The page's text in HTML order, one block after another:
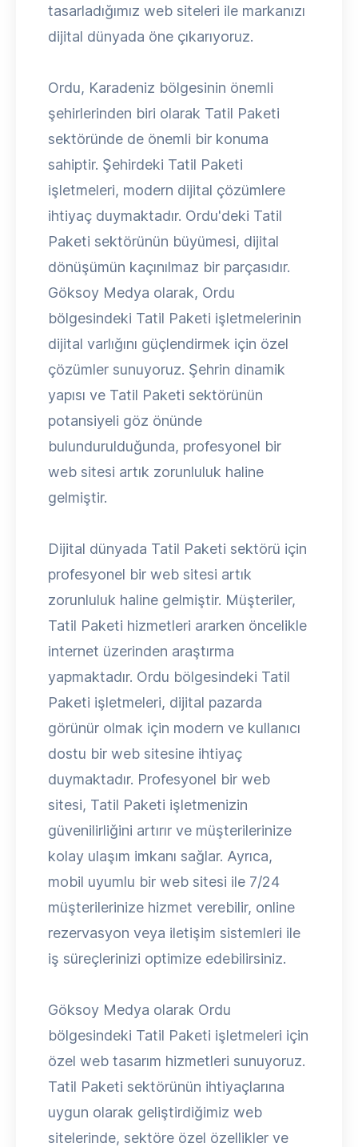
tasarladığımız web siteleri ile markanızı
dijital dünyada öne çıkarıyoruz.
Ordu, Karadeniz bölgesinin önemli
şehirlerinden biri olarak Tatil Paketi
sektöründe de önemli bir konuma
sahiptir. Şehirdeki Tatil Paketi
işletmeleri, modern dijital çözümlere
ihtiyaç duymaktadır. Ordu'deki Tatil
Paketi sektörünün büyümesi, dijital
dönüşümün kaçınılmaz bir parçasıdır.
Göksoy Medya olarak, Ordu
bölgesindeki Tatil Paketi işletmelerinin
dijital varlığını güçlendirmek için özel
çözümler sunuyoruz. Şehrin dinamik
yapısı ve Tatil Paketi sektörünün
potansiyeli göz önünde
bulundurulduğunda, profesyonel bir
web sitesi artık zorunluluk haline
gelmiştir.
Dijital dünyada Tatil Paketi sektörü için
profesyonel bir web sitesi artık
zorunluluk haline gelmiştir. Müşteriler,
Tatil Paketi hizmetleri ararken öncelikle
internet üzerinden araştırma
yapmaktadır. Ordu bölgesindeki Tatil
Paketi işletmeleri, dijital pazarda
görünür olmak için modern ve kullanıcı
dostu bir web sitesine ihtiyaç
duymaktadır. Profesyonel bir web
sitesi, Tatil Paketi işletmenizin
güvenilirliğini artırır ve müşterilerinize
kolay ulaşım imkanı sağlar. Ayrıca,
mobil uyumlu bir web sitesi ile 7/24
müşterilerinize hizmet verebilir, online
rezervasyon veya iletişim sistemleri ile
iş süreçlerinizi optimize edebilirsiniz.
Göksoy Medya olarak Ordu
bölgesindeki Tatil Paketi işletmeleri için
özel web tasarım hizmetleri sunuyoruz.
Tatil Paketi sektörünün ihtiyaçlarına
uygun olarak geliştirdiğimiz web
sitelerinde, sektöre özel özellikler ve